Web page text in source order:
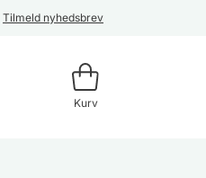
Tilmeld nyhedsbrev
Kurv